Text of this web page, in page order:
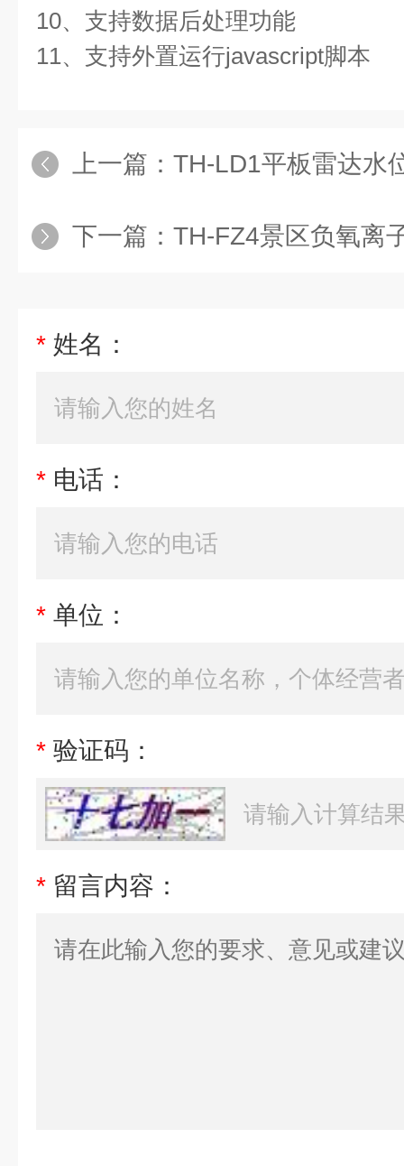
10、支持数据后处理功能
11、支持外置运行javascript脚本
上一篇： TH-LD1平板雷达水
下一篇： TH-FZ4景区负氧离
* 姓名：
* 电话：
* 单位：
* 验证码：
* 留言内容：